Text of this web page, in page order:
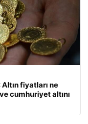
fiyatları ne
cumhuriyet altını